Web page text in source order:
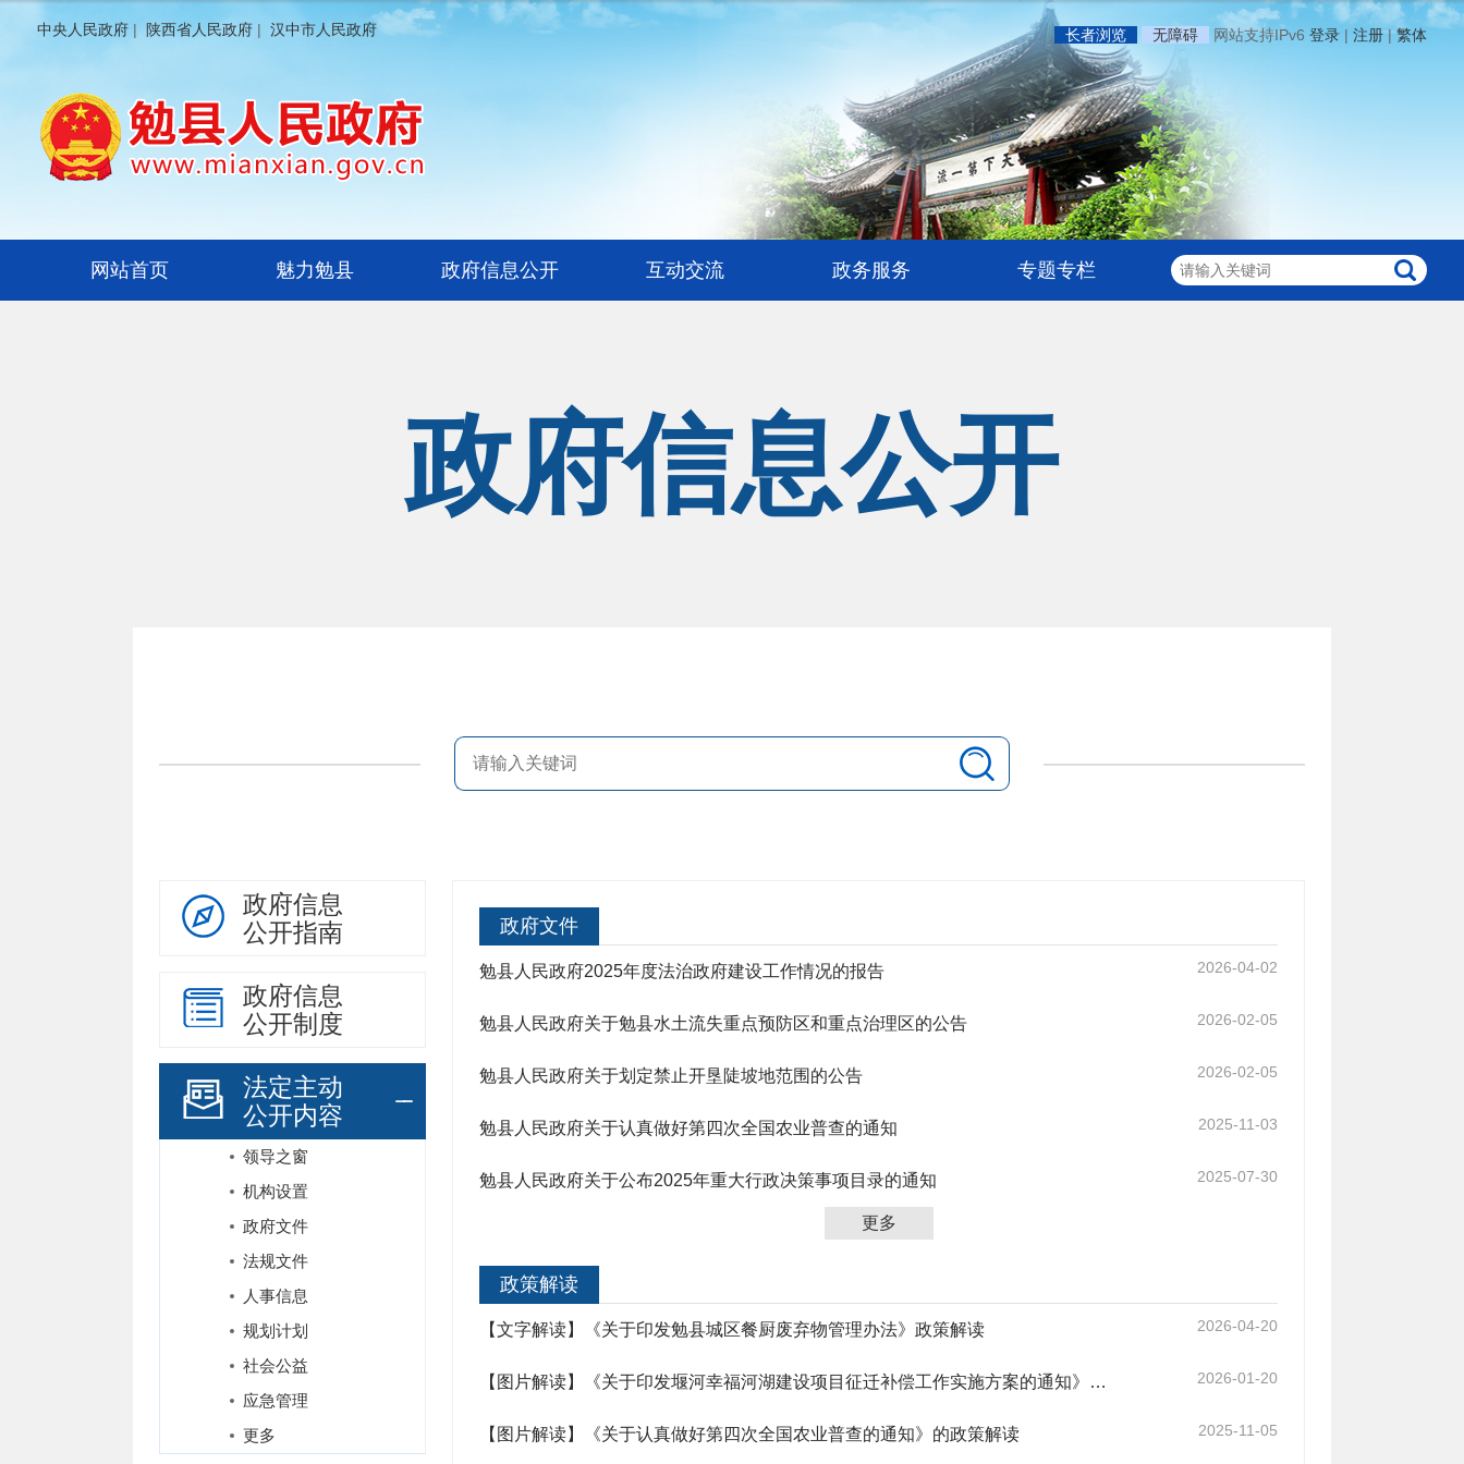
中央人民政府 | 陕西省人民政府 | 汉中市人民政府 长者浏览 无障碍 网站支持IPv6 登录 | 注册|繁体
网站首页 魅力勉县 政府信息公开 互动交流 政务服务 专题专栏
政府信息公开
政府信息
公开指南
政府信息
公开制度
法定主动
公开内容
领导之窗
机构设置
政府文件
法规文件
人事信息
规划计划
社会公益
应急管理
更多
政府文件
勉县人民政府2025年度法治政府建设工作情况的报告 2026-04-02
勉县人民政府关于勉县水土流失重点预防区和重点治理区的公告 2026-02-05
勉县人民政府关于划定禁止开垦陡坡地范围的公告 2026-02-05
勉县人民政府关于认真做好第四次全国农业普查的通知 2025-11-03
勉县人民政府关于公布2025年重大行政决策事项目录的通知 2025-07-30
更多
政策解读
【文字解读】《关于印发勉县城区餐厨废弃物管理办法》政策解读 2026-04-20
【图片解读】《关于印发堰河幸福河湖建设项目征迁补偿工作实施方案的通知》的政策解读 2026-01-20
【图片解读】《关于认真做好第四次全国农业普查的通知》的政策解读 2025-11-05